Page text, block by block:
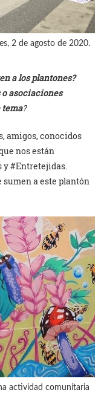
2 de agosto de 2020.
a los plantones?
asociaciones
tema?
amigos, conocidos
nos están
y #Entretejidas.
sumen a este plantón
actividad comunitaria